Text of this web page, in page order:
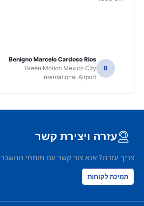
B
Benigno Marcelo Cardoso Rios
Green Motion Mexico City
International Airport
עזרה ויצירת קשר
צריך עזרה? אנא צור קשר עם מומחי
תמיכת לקוחות